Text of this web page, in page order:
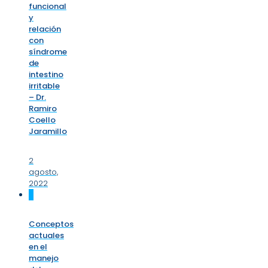
funcional
y
relación
con
síndrome
de
intestino
irritable
– Dr.
Ramiro
Coello
Jaramillo
2
agosto,
2022
Conceptos
actuales
en el
manejo